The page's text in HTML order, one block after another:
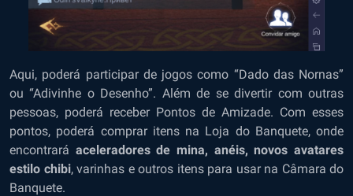
Aqui, poderá participar de jogos como “Dado das Nornas”
ou “Adivinhe o Desenho”. Além de se divertir com outras
pessoas, poderá receber Pontos de Amizade. Com esses
pontos, poderá comprar itens na Loja do Banquete, onde
encontrará aceleradores de mina, anéis, novos avatares
estilo chibi, varinhas e outros itens para usar na Câmara do
Banquete.